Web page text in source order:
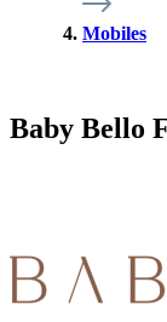
Mobiles
Baby Bello